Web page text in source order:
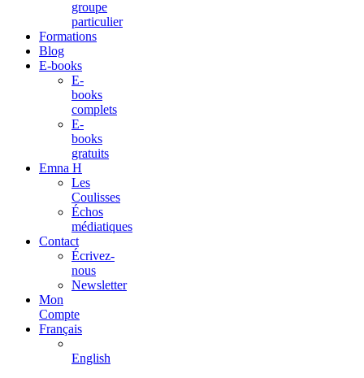
groupe
particulier
Formations
Blog
E-books
E-
books
complets
E-
books
gratuits
Emna H
Les
Coulisses
Échos
médiatiques
Contact
Écrivez-
nous
Newsletter
Mon
Compte
Français
English